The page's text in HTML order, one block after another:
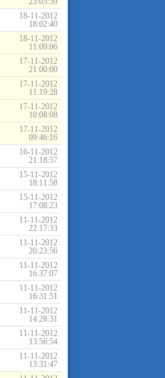
18-11-2012
18:02:40
18-11-2012
11:09:06
17-11-2012
21:00:00
17-11-2012
11:19:28
17-11-2012
10:08:08
17-11-2012
09:46:16
16-11-2012
21:18:57
15-11-2012
18:11:58
15-11-2012
17:08:23
11-11-2012
22:17:33
11-11-2012
20:23:56
11-11-2012
16:37:07
11-11-2012
16:31:51
11-11-2012
14:28:31
11-11-2012
13:56:54
11-11-2012
13:31:47